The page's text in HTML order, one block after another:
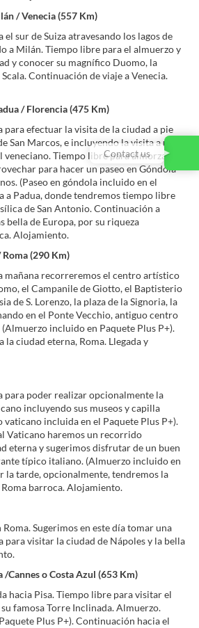
/ Venecia (557 Km)
el sur de Suiza atravesando los lagos de
a Milán. Tiempo libre para el almuerzo y
y conocer su magnífico Duomo, la
Continuación de viaje a Venecia.
/ Florencia (475 Km)
para efectuar la visita de la ciudad a pie
San Marcos, e incluyendo la visita a un
Tiempo libre para almorzar en
para hacer un paseo en Góndola
(Paseo en góndola incluido en el
a Padua, donde tendremos tiempo libre
de San Antonio. Continuación a
bella de Europa, por su riqueza
Alojamiento.
(290 Km)
mañana recorreremos el centro artístico
el Campanile de Giotto, el Baptisterio
de S. Lorenzo, la plaza de la Signoria, la
en el Ponte Vecchio, antiguo centro
incluido en Paquete Plus P+).
la ciudad eterna, Roma. Llegada y
para poder realizar opcionalmente la
incluyendo sus museos y capilla
vaticano incluida en el Paquete Plus P+).
Vaticano haremos un recorrido
eterna y sugerimos disfrutar de un buen
típico italiano. (Almuerzo incluido en
la tarde, opcionalmente, tendremos la
barroca. Alojamiento.
Sugerimos en este día tomar una
para visitar la ciudad de Nápoles y la bella
/Cannes o Costa Azul (653 Km)
hacia Pisa. Tiempo libre para visitar el
famosa Torre Inclinada. Almuerzo.
Plus P+). Continuación hacia el
Contact us